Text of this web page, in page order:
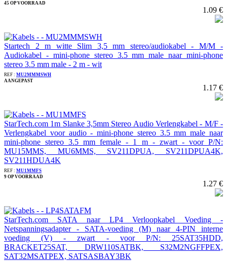
45 OP VOORRAAD
1.09 €
Startech 2 m witte Slim 3,5 mm stereo/audiokabel - M/M -
Audiokabel - mini-phone stereo 3.5 mm male naar mini-phone
stereo 3.5 mm male - 2 m - wit
REF : MU2MMMSWH
AANGEPAST
1.17 €
StarTech.com 1m Slanke 3,5mm Stereo Audio Verlengkabel - M/F -
Verlengkabel voor audio - mini-phone stereo 3.5 mm male naar
mini-phone stereo 3.5 mm female - 1 m - zwart - voor P/N:
MU15MMS, MU6MMS, SV211DPUA, SV211DPUA4K,
SV211HDUA4K
REF : MU1MMFS
9 OP VOORRAAD
1.27 €
StarTech.com SATA naar LP4 Verloopkabel Voeding -
Netspanningsadapter - SATA-voeding (M) naar 4-PIN interne
voeding (V) - zwart - voor P/N: 25SAT35HDD,
BRACKET25SAT, DRW110SATBK, S32M2NGFFPEX,
SAT32MSATPEX, SATSASBAY3BK